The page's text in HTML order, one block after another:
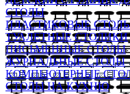
СТОЛЫ
ПЛАСТИКОВЫЕ
ТУАЛЕТНЫЕ СТОЛИКИ
ПИСЬМЕННЫЕ СТОЛЫ
ЖУРНАЛЬНЫЕ СТОЛЫ
КОМПЬЮТЕРНЫЕ
СТОЛЫ НА КУХНЮ